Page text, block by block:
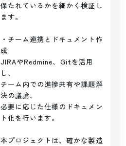
保たれているかを細かく検証し
ます。
・チーム連携とドキュメント作
成
JIRAやRedmine、Gitを活用
し、
チーム内での進捗共有や課題解
決の議論、
必要に応じた仕様のドキュメン
ト化を行います。
本プロジェクトは、確かな製造